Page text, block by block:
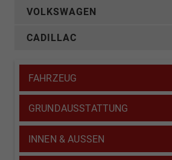
VOLKSWAGEN
CADILLAC
FAHRZEUG
GRUNDAUSSTATTUNG
INNEN & AUSSEN